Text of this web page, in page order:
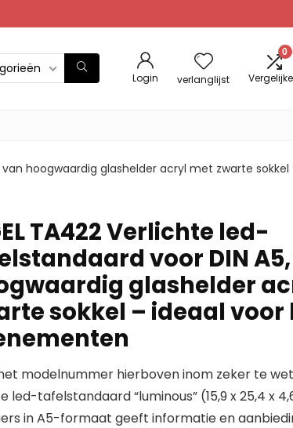
Login verlanglijst
0
hoogwaardig glashelder acryl met zwarte
TA422 Verlichte led-
voor DIN
glashelder
sokkel – ideaal voor
modelnummer hierboven inom zeker te
led-tafelstandaard “luminous” (15,9 x 25,4 x
in A5-formaat geeft informatie en